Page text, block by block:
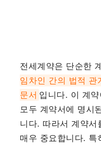
전세계약은 단순한
임차인 간의 법적 관
문서 입니다. 이 계
모두 계약서에 명시
니다. 따라서 계약서
매우 중요합니다. 특